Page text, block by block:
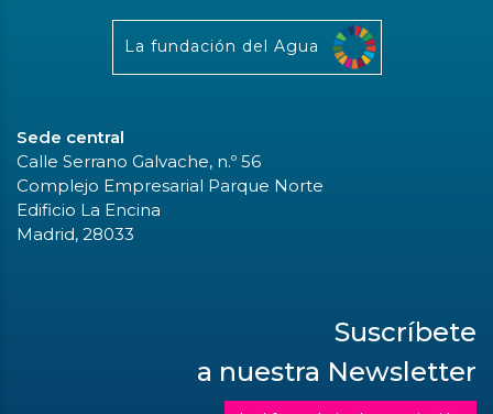
La fundación del Agua
Sede central
Calle Serrano Galvache, n.º 56
Complejo Empresarial Parque Norte
Edificio La Encina
Madrid, 28033
Suscríbete
a nuestra Newsletter